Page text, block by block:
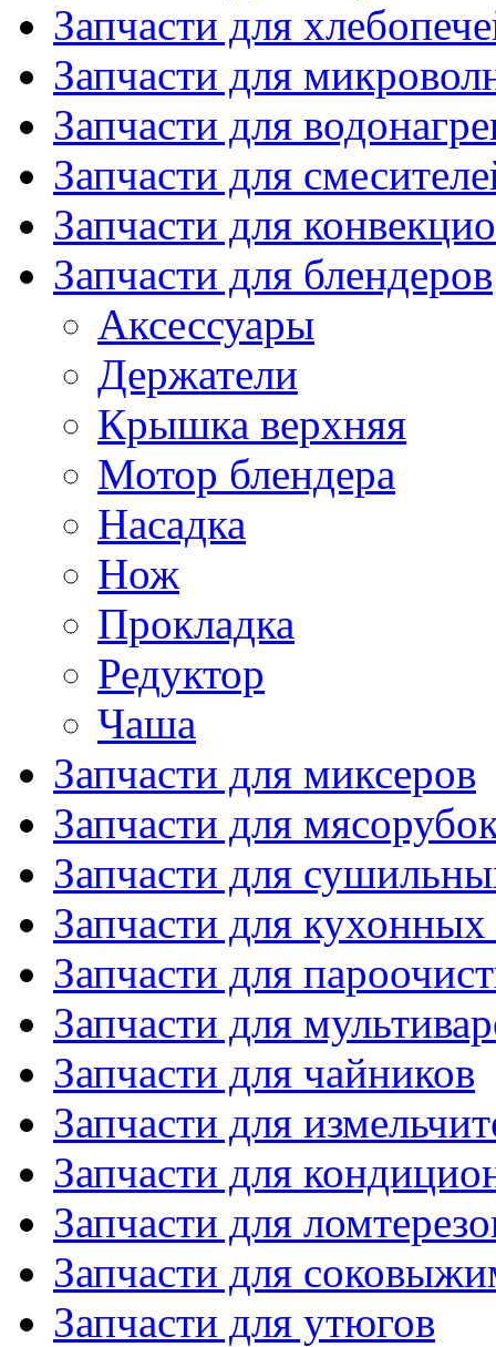
Запчасти для
Запчасти для
Запчасти для
Запчасти для
Запчасти для
Запчасти для блендеров
Аксессуары
Держатели
Крышка верхняя
Мотор блендера
Насадка
Нож
Прокладка
Редуктор
Чаша
Запчасти для миксеров
Запчасти для
Запчасти для
Запчасти для
Запчасти для
Запчасти для
Запчасти для чайников
Запчасти для
Запчасти для
Запчасти для
Запчасти для
Запчасти для утюгов